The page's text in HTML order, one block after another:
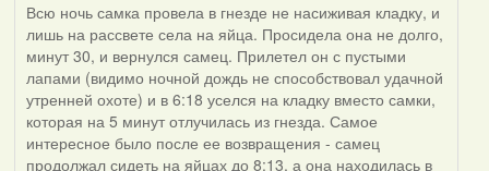
Всю ночь самка провела в гнезде не насиживая кладку, и
лишь на рассвете села на яйца. Просидела она не долго,
минут 30, и вернулся самец. Прилетел он с пустыми
лапами (видимо ночной дождь не способствовал удачной
утренней охоте) и в 6:18 уселся на кладку вместо самки,
которая на 5 минут отлучилась из гнезда. Самое
интересное было после ее возвращения - самец
продолжал сидеть на яйцах до 8:13, а она находилась в